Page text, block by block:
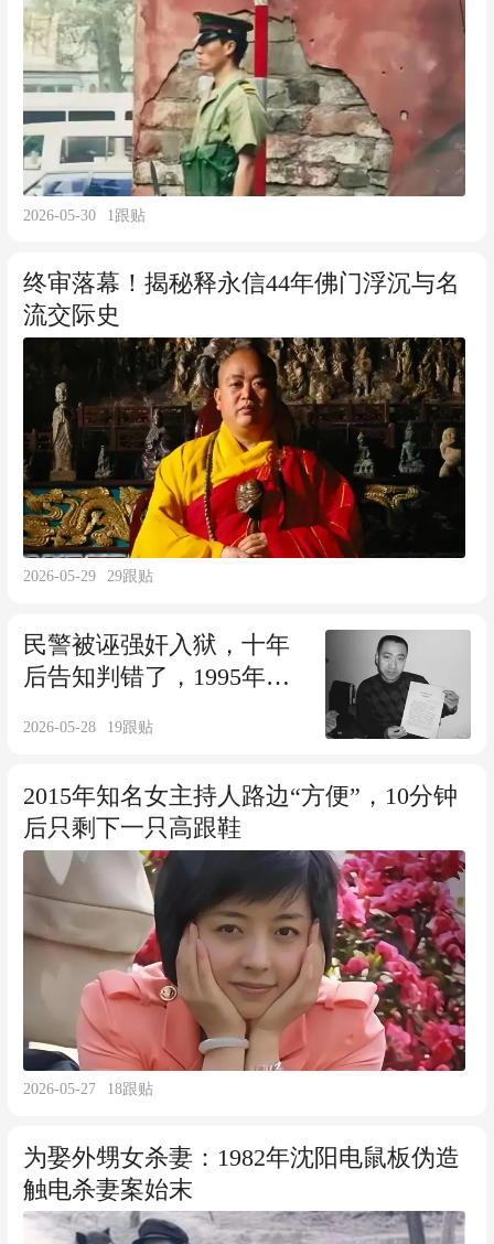
2026-05-30 1跟贴
终审落幕！揭秘释永信44年佛门浮沉与名
流交际史
2026-05-29 29跟贴
民警被诬强奸入狱，十年
后告知判错了，1995年哈
2026-05-28 19跟贴
2015年知名女主持人路边“方便”，10分钟
后只剩下一只高跟鞋
2026-05-27 18跟贴
为娶外甥女杀妻：1982年沈阳电鼠板伪造
触电杀妻案始末